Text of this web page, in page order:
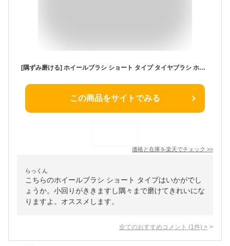
[隅ずみ磨ける] ホイールブラシ ショート タイプ タイヤブラシ ホイール ブラシ 車 手洗い 洗車 グッズ 洗車用品 道具 バイク 自転車 軽 普通車 トラック やわらか 柔らか 全長43cm 直径6.5cm カー用品 クラフトワークス CRAFTWORKS ブルー 青
この商品をサイトでみる
価格と在庫を楽天でチェック >>
らっくん
こちらのホイールブラシ ショート タイプはいかがでし
ょうか。小回りがききますし隅々まで磨けてきれいにな
りますよ。オススメします。
全てのおすすめコメント (1 件) >